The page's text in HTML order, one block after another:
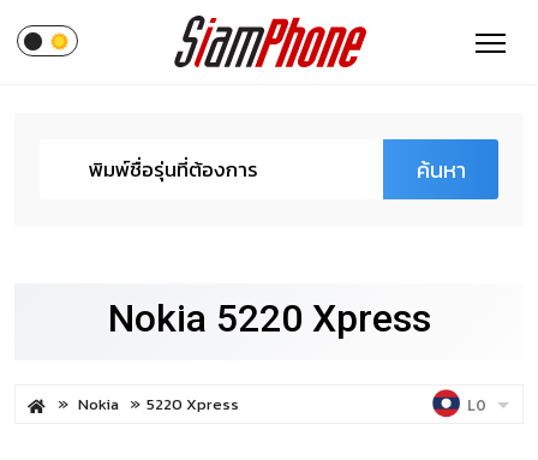
ค้นหา
Nokia 5220 Xpress
Nokia 5220 Xpress LO